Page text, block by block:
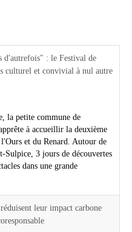
d'autrefois" : le Festival de
culturel et convivial à nul autre
la petite commune de
à accueillir la deuxième
et du Renard. Autour de
Sulpice, 3 jours de découvertes
dans une grande
leur impact carbone